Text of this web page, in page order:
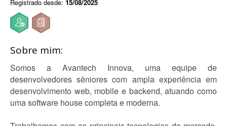
Registrado desde: 15/08/2025
Sobre mim:
Somos a Avantech Innova, uma equipe de
desenvolvedores sêniores com ampla experiência em
desenvolvimento web, mobile e backend, atuando como
uma software house completa e moderna.